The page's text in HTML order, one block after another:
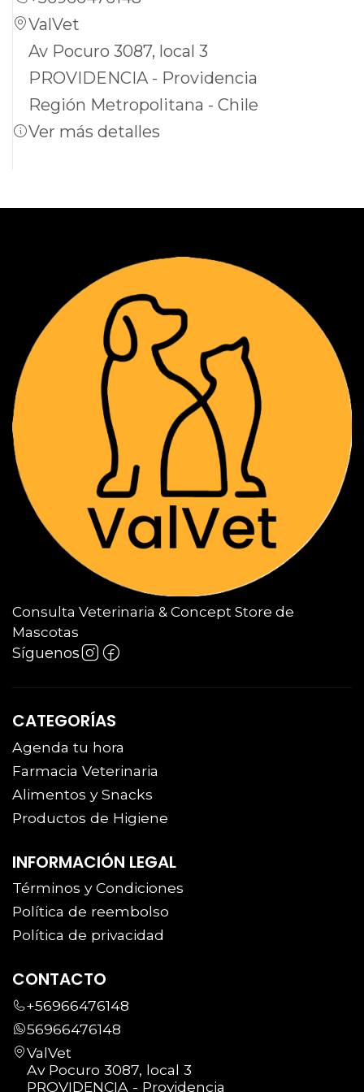
mejores opciones en el mercado para
mantener a su mascota libre de parásitos
intestinales.
ValVet
Av Pocuro 3087, local 3
PROVIDENCIA - Providencia
Región Metropolitana - Chile
Ver más detalles
Consulta Veterinaria & Concept Store de
Mascotas
Síguenos
CATEGORÍAS
Agenda tu hora
Farmacia Veterinaria
Alimentos y Snacks
Productos de Higiene
INFORMACIÓN LEGAL
Términos y Condiciones
Política de reembolso
Política de privacidad
CONTACTO
+56966476148
56966476148
ValVet
Av Pocuro 3087, local 3
PROVIDENCIA - Providencia